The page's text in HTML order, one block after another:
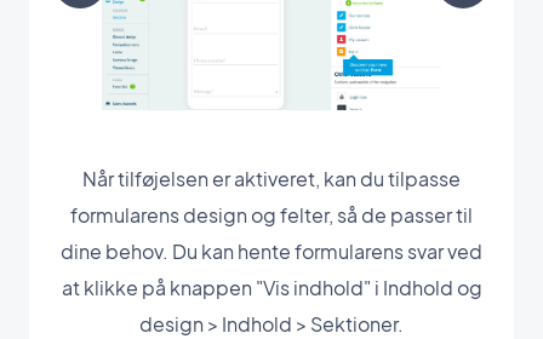
Når tilføjelsen er aktiveret, kan du tilpasse
formularens design og felter, så de passer til
dine behov. Du kan hente formularens svar ved
at klikke på knappen "Vis indhold" i Indhold og
design > Indhold > Sektioner.